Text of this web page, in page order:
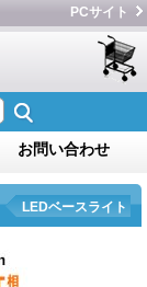
PCサイト
お問い合わせ
LEDベースライト